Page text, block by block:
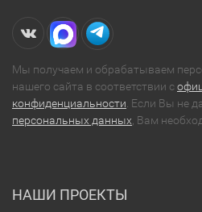
Мы получаем и обрабатываем
нашего сайта в соответствии с
конфиденциальности . Если Вы не
персональных данных , Вам
НАШИ ПРОЕКТЫ